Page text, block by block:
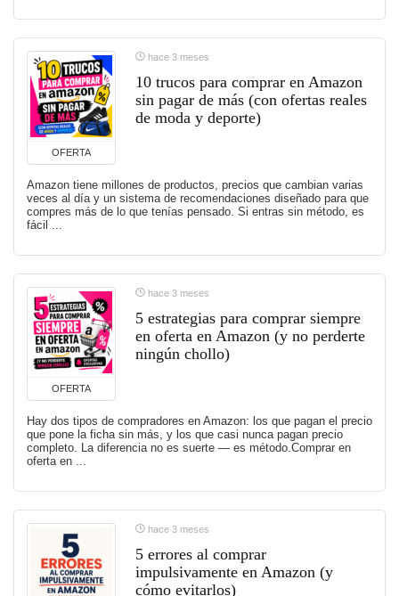
OFERTA
hace 3 meses
10 trucos para comprar en Amazon
sin pagar de más (con ofertas reales
de moda y deporte)
Amazon tiene millones de productos, precios que cambian varias
veces al día y un sistema de recomendaciones diseñado para que
compres más de lo que tenías pensado. Si entras sin método, es
fácil ...
OFERTA
hace 3 meses
5 estrategias para comprar siempre
en oferta en Amazon (y no perderte
ningún chollo)
Hay dos tipos de compradores en Amazon: los que pagan el precio
que pone la ficha sin más, y los que casi nunca pagan precio
completo. La diferencia no es suerte — es método.Comprar en
oferta en ...
hace 3 meses
5 errores al comprar
impulsivamente en Amazon (y
cómo evitarlos)